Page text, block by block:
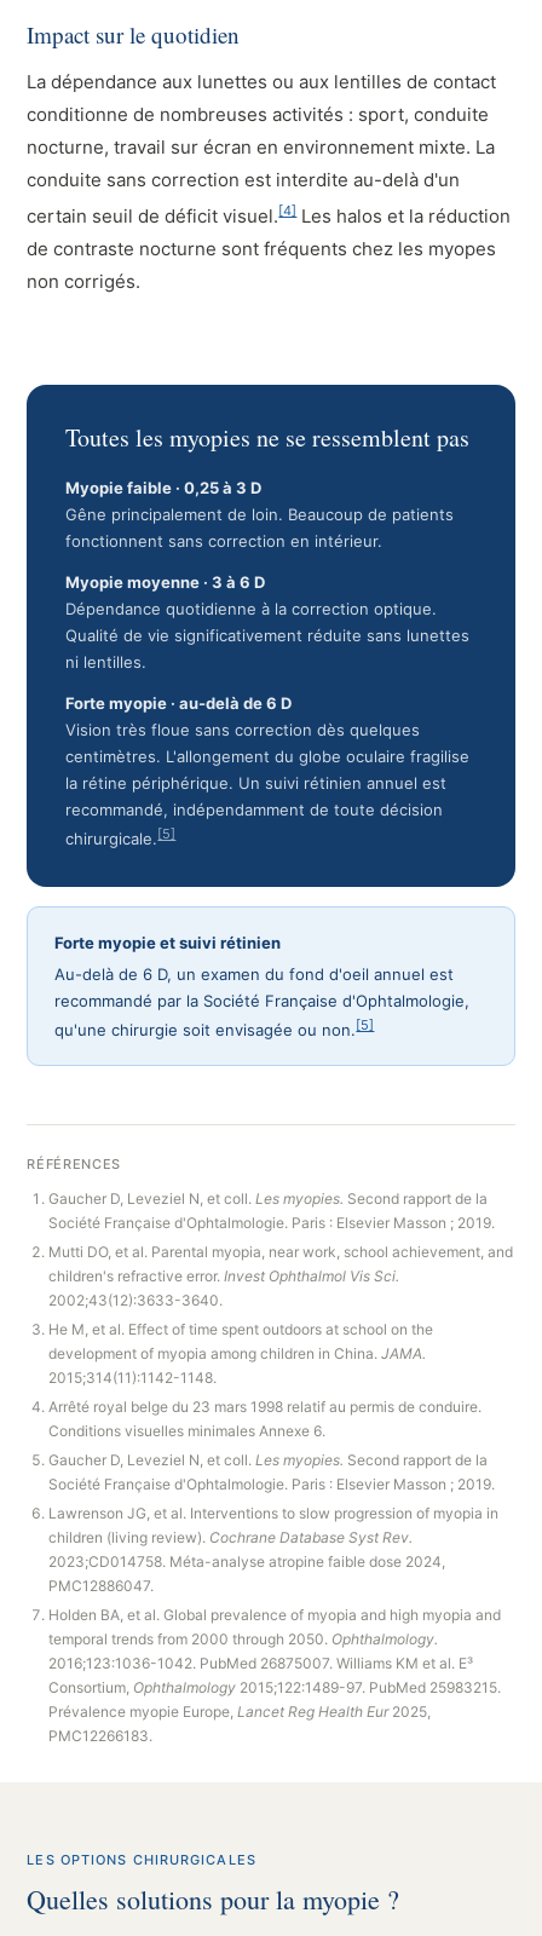
Impact sur le quotidien
La dépendance aux lunettes ou aux lentilles de contact
conditionne de nombreuses activités : sport, conduite
nocturne, travail sur écran en environnement mixte. La
conduite sans correction est interdite au-delà d'un
certain seuil de déficit visuel.[4]Les halos et la réduction
de contraste nocturne sont fréquents chez les myopes
non corrigés.
Toutes les myopies ne se ressemblent pas
Myopie faible · 0,25 à 3 D
Gêne principalement de loin. Beaucoup de patients
fonctionnent sans correction en intérieur.
Myopie moyenne · 3 à 6 D
Dépendance quotidienne à la correction optique.
Qualité de vie significativement réduite sans lunettes
ni lentilles.
Forte myopie · au-delà de 6 D
Vision très floue sans correction dès quelques
centimètres. L'allongement du globe oculaire fragilise
la rétine périphérique. Un suivi rétinien annuel est
recommandé, indépendamment de toute décision
chirurgicale.[5]
Forte myopie et suivi rétinien
Au-delà de 6 D, un examen du fond d'oeil annuel est
recommandé par la Société Française d'Ophtalmologie,
qu'une chirurgie soit envisagée ou non.[5]
RÉFÉRENCES
Gaucher D, Leveziel N, et coll.Les myopies. Second rapport de la
Société Française d'Ophtalmologie. Paris : Elsevier Masson ; 2019.
Mutti DO, et al. Parental myopia, near work, school achievement, and
children's refractive error.Invest Ophthalmol Vis Sci.
2002;43(12):3633-3640.
He M, et al. Effect of time spent outdoors at school on the
development of myopia among children in China.JAMA.
2015;314(11):1142-1148.
Arrêté royal belge du 23 mars 1998 relatif au permis de conduire.
Conditions visuelles minimales Annexe 6.
Gaucher D, Leveziel N, et coll.Les myopies. Second rapport de la
Société Française d'Ophtalmologie. Paris : Elsevier Masson ; 2019.
Lawrenson JG, et al. Interventions to slow progression of myopia in
children (living review). Cochrane Database Syst Rev.
2023;CD014758. Méta-analyse atropine faible dose 2024,
PMC12886047.
Holden BA, et al. Global prevalence of myopia and high myopia and
temporal trends from 2000 through 2050. Ophthalmology.
2016;123:1036-1042. PubMed 26875007. Williams KM et al. E³
Consortium, Ophthalmology 2015;122:1489-97. PubMed 25983215.
Prévalence myopie Europe,Lancet Reg Health Eur2025,
PMC12266183.
LES OPTIONS CHIRURGICALES
Quelles solutions pour la myopie ?